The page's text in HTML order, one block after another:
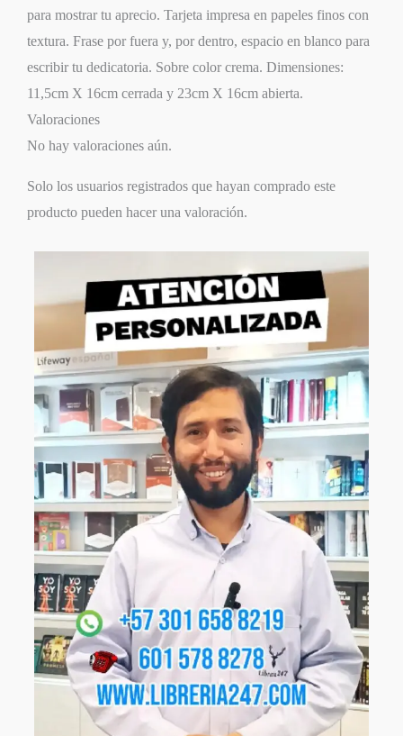
para mostrar tu aprecio. Tarjeta impresa en papeles finos con
textura. Frase por fuera y, por dentro, espacio en blanco para
escribir tu dedicatoria. Sobre color crema. Dimensiones:
11,5cm X 16cm cerrada y 23cm X 16cm abierta.
Valoraciones
No hay valoraciones aún.
Solo los usuarios registrados que hayan comprado este
producto pueden hacer una valoración.